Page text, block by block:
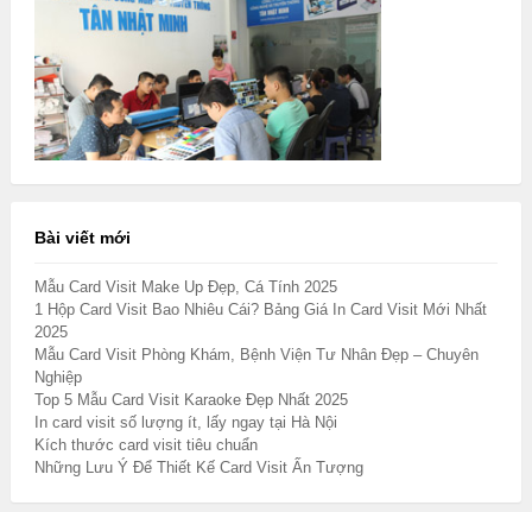
Bài viết mới
Mẫu Card Visit Make Up Đẹp, Cá Tính 2025
1 Hộp Card Visit Bao Nhiêu Cái? Bảng Giá In Card Visit Mới Nhất
2025
Mẫu Card Visit Phòng Khám, Bệnh Viện Tư Nhân Đẹp – Chuyên
Nghiệp
Top 5 Mẫu Card Visit Karaoke Đẹp Nhất 2025
In card visit số lượng ít, lấy ngay tại Hà Nội
Kích thước card visit tiêu chuẩn
Những Lưu Ý Để Thiết Kế Card Visit Ấn Tượng